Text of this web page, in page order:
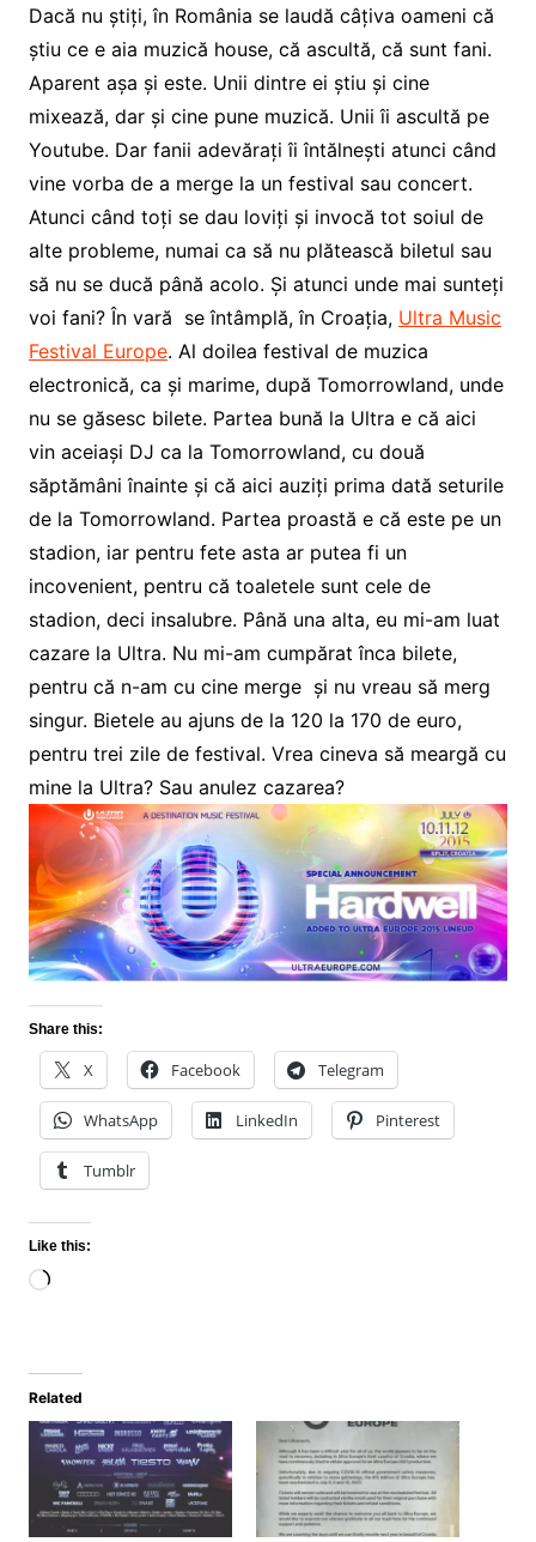
Dacă nu știți, în România se laudă câțiva oameni că
știu ce e aia muzică house, că ascultă, că sunt fani.
Aparent așa și este. Unii dintre ei știu și cine
mixează, dar și cine pune muzică. Unii îi ascultă pe
Youtube. Dar fanii adevărați îi întălnești atunci când
vine vorba de a merge la un festival sau concert.
Atunci când toți se dau loviți și invocă tot soiul de
alte probleme, numai ca să nu plătească biletul sau
să nu se ducă până acolo. Și atunci unde mai sunteți
voi fani? În vară se întâmplă, în Croația, Ultra Music
Festival Europe. Al doilea festival de muzica
electronică, ca și marime, după Tomorrowland, unde
nu se găsesc bilete. Partea bună la Ultra e că aici
vin aceiași DJ ca la Tomorrowland, cu două
săptămâni înainte și că aici auziți prima dată seturile
de la Tomorrowland. Partea proastă e că este pe un
stadion, iar pentru fete asta ar putea fi un
incovenient, pentru că toaletele sunt cele de
stadion, deci insalubre. Până una alta, eu mi-am luat
cazare la Ultra. Nu mi-am cumpărat înca bilete,
pentru că n-am cu cine merge și nu vreau să merg
singur. Bietele au ajuns de la 120 la 170 de euro,
pentru trei zile de festival. Vrea cineva să meargă cu
mine la Ultra? Sau anulez cazarea?
Share this:
X Facebook Telegram
WhatsApp LinkedIn Pinterest
Tumblr
Like this:
Loading…
Related